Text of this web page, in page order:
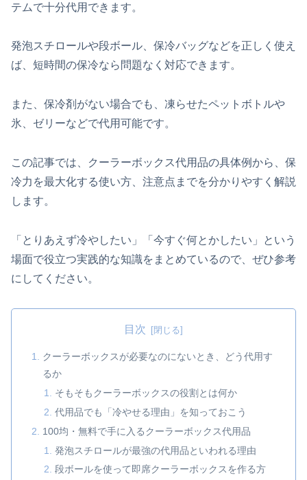
テムで十分代用できます。
発泡スチロールや段ボール、保冷バッグなどを正しく使え
ば、短時間の保冷なら問題なく対応できます。
また、保冷剤がない場合でも、凍らせたペットボトルや
氷、ゼリーなどで代用可能です。
この記事では、クーラーボックス代用品の具体例から、保
冷力を最大化する使い方、注意点までを分かりやすく解説
します。
「とりあえず冷やしたい」「今すぐ何とかしたい」という
場面で役立つ実践的な知識をまとめているので、ぜひ参考
にしてください。
目次
クーラーボックスが必要なのにないとき、どう代用す
るか
そもそもクーラーボックスの役割とは何か
代用品でも「冷やせる理由」を知っておこう
100均・無料で手に入るクーラーボックス代用品
発泡スチロールが最強の代用品といわれる理由
段ボールを使って即席クーラーボックスを作る方